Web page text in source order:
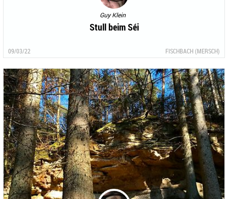
Guy Klein
Stull beim Séi
09/03/22 FISCHBACH (MERSCH)